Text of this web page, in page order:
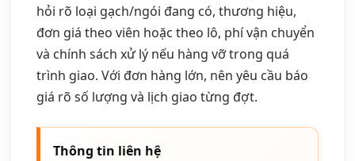
hỏi rõ loại gạch/ngói đang có, thương hiệu,
đơn giá theo viên hoặc theo lô, phí vận chuyển
và chính sách xử lý nếu hàng vỡ trong quá
trình giao. Với đơn hàng lớn, nên yêu cầu báo
giá rõ số lượng và lịch giao từng đợt.
Thông tin liên hệ